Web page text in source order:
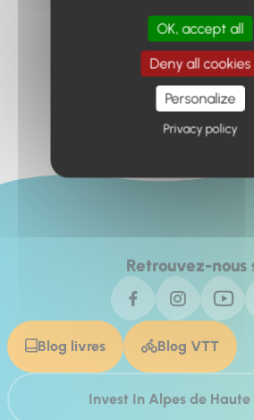
Retour à
Retrouvez-nous
Blog livres Blog VTT
Invest In Alpes de Haute
OK, accept all
Deny all cookies
Personalize
Privacy policy